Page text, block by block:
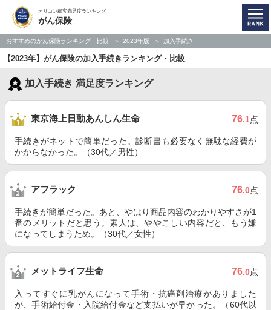
オリコン顧客満足度ランキング
がん保険
おすすめのがん保険ランキング・比較 2023年版 加入手続き
【2023年】がん保険の加入手続きランキング・比較
加入手続き 満足度ランキング
東京海上日動あんしん生命 76.1点
手続きがネットで簡単だった。診断書も必要なく無駄な経費が
かからなかった。（30代／男性）
アフラック 76.0点
手続きが簡単だった。あと、やはり商品内容のわかりやすさが1
番のメリットだと思う。素人は、ややこしい内容だと、もう嫌
になってしまうため。（30代／女性）
メットライフ生命 76.0点
入ってすぐに乳がんになって手術・抗癌剤治療がありました
が、手術給付金・入院給付金など支払いが早かった。（60代以